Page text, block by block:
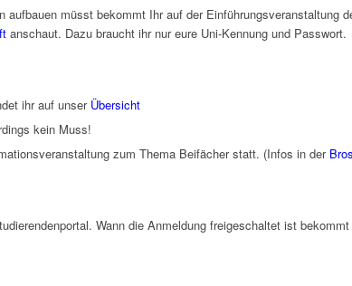
aufbauen müsst bekommt Ihr auf der Einführungsveranstaltung
anschaut. Dazu braucht ihr nur eure Uni-Kennung und Passwort.
ihr auf unser Übersicht
kein Muss!
zum Thema Beifächer statt. (Infos in der
Wann die Anmeldung freigeschaltet ist